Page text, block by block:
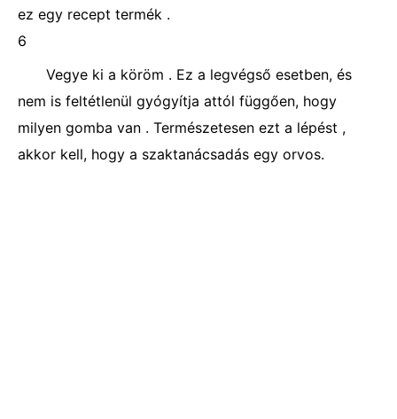
ez egy recept termék .
6
Vegye ki a köröm . Ez a legvégső esetben, és
nem is feltétlenül gyógyítja attól függően, hogy
milyen gomba van . Természetesen ezt a lépést ,
akkor kell, hogy a szaktanácsadás egy orvos.